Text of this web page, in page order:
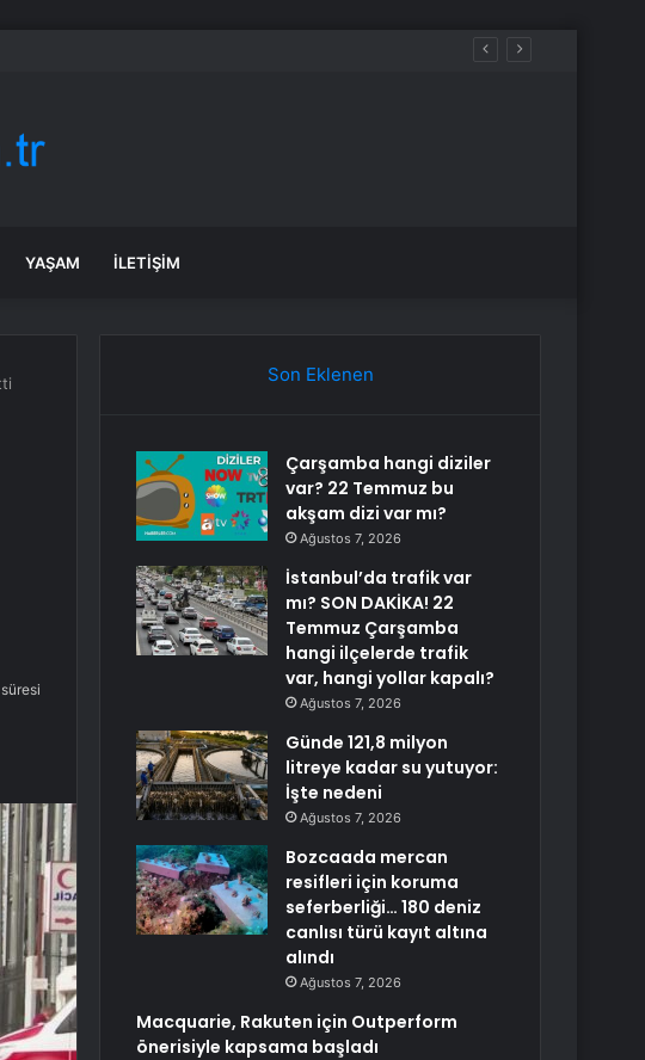
trafik var, hangi yollar kapalı?
YAŞAM İLETIŞIM
Son Eklenen
Çarşamba hangi diziler
var? 22 Temmuz bu
akşam dizi var mı?
Ağustos 7, 2026
İstanbul’da trafik var
mı? SON DAKİKA! 22
Temmuz Çarşamba
hangi ilçelerde trafik
var, hangi yollar kapalı?
Ağustos 7, 2026
Günde 121,8 milyon
litreye kadar su yutuyor:
İşte nedeni
Ağustos 7, 2026
Bozcaada mercan
resifleri için koruma
seferberliği… 180 deniz
canlısı türü kayıt altına
alındı
Ağustos 7, 2026
Macquarie, Rakuten için Outperform
önerisiyle kapsama başladı